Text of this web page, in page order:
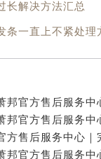
长解决方法汇总
条一直上不紧处理